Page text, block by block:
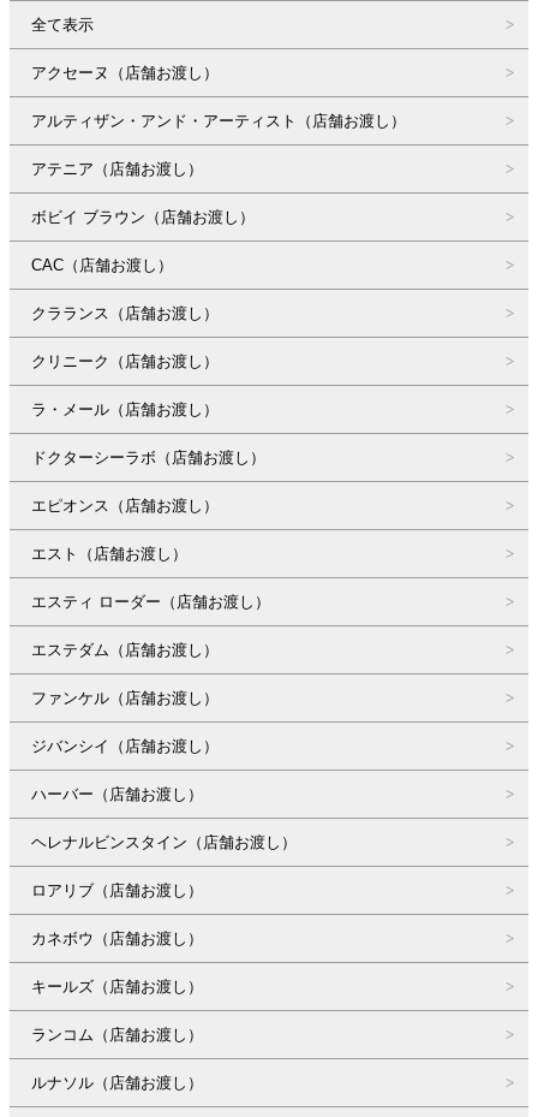
全て表示
アクセーヌ（店舗お渡し）
アルティザン・アンド・アーティスト（店舗お渡し）
アテニア（店舗お渡し）
ボビイ ブラウン（店舗お渡し）
CAC（店舗お渡し）
クラランス（店舗お渡し）
クリニーク（店舗お渡し）
ラ・メール（店舗お渡し）
ドクターシーラボ（店舗お渡し）
エピオンス（店舗お渡し）
エスト（店舗お渡し）
エスティ ローダー（店舗お渡し）
エステダム（店舗お渡し）
ファンケル（店舗お渡し）
ジバンシイ（店舗お渡し）
ハーバー（店舗お渡し）
ヘレナルビンスタイン（店舗お渡し）
ロアリブ（店舗お渡し）
カネボウ（店舗お渡し）
キールズ（店舗お渡し）
ランコム（店舗お渡し）
ルナソル（店舗お渡し）